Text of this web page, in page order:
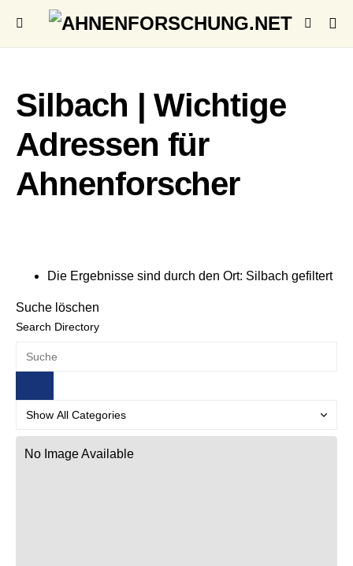
Silbach | Wichtige
Adressen für
Ahnenforscher
Die Ergebnisse sind durch den Ort: Silbach gefiltert
Suche löschen
Search Directory
No Image Available